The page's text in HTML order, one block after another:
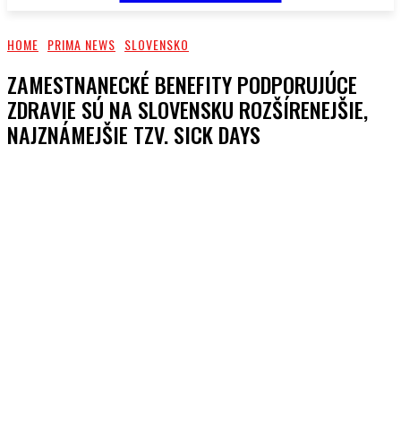
HOME PRIMA NEWS SLOVENSKO
ZAMESTNANECKÉ BENEFITY PODPORUJÚCE
ZDRAVIE SÚ NA SLOVENSKU ROZŠÍRENEJŠIE,
NAJZNÁMEJŠIE TZV. SICK DAYS